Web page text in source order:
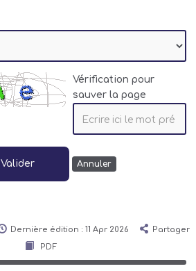
Vérification pour
sauver la page
Valider Annuler
Dernière édition : 11 Apr 2026
Partager
PDF